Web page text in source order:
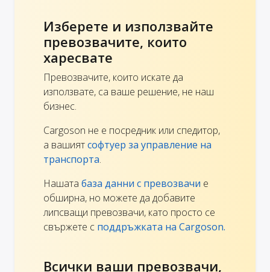
Изберете и използвайте
превозвачите, които
харесвате
Превозвачите, които искате да
използвате, са ваше решение, не наш
бизнес.
Cargoson не е посредник или спедитор,
а вашиятсофтуер за управление на
транспорта.
Нашата база данни с превозвачи е
обширна, но можете да добавите
липсващи превозвачи, като просто се
свържете с поддръжката на Cargoson.
Всички ваши превозвачи,